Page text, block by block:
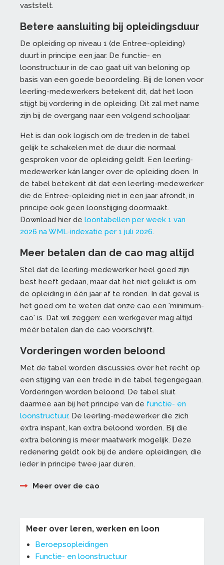
vaststelt.
Betere aansluiting bij opleidingsduur
De opleiding op niveau 1 (de Entree-opleiding)
duurt in principe een jaar. De functie- en
loonstructuur in de cao gaat uit van beloning op
basis van een goede beoordeling. Bij de lonen voor
leerling-medewerkers betekent dit, dat het loon
stijgt bij vordering in de opleiding. Dit zal met name
zijn bij de overgang naar een volgend schooljaar.
Het is dan ook logisch om de treden in de tabel
gelijk te schakelen met de duur die normaal
gesproken voor de opleiding geldt. Een leerling-
medewerker kán langer over de opleiding doen. In
de tabel betekent dit dat een leerling-medewerker
die de Entree-opleiding niet in een jaar afrondt, in
principe ook geen loonstijging doormaakt.
Download hier de loontabellen per week 1 van
2026 na WML-indexatie per 1 juli 2026.
Meer betalen dan de cao mag altijd
Stel dat de leerling-medewerker heel goed zijn
best heeft gedaan, maar dat het niet gelukt is om
de opleiding in één jaar af te ronden. In dat geval is
het goed om te weten dat onze cao een 'minimum-
cao' is. Dat wil zeggen: een werkgever mag altijd
méér betalen dan de cao voorschrijft.
Vorderingen worden beloond
Met de tabel worden discussies over het recht op
een stijging van een trede in de tabel tegengegaan.
Vorderingen worden beloond. De tabel sluit
daarmee aan bij het principe van de functie- en
loonstructuur. De leerling-medewerker die zich
extra inspant, kan extra beloond worden. Bij die
extra beloning is meer maatwerk mogelijk. Deze
redenering geldt ook bij de andere opleidingen, die
ieder in principe twee jaar duren.
Meer over de cao
Meer over leren, werken en loon
Beroepsopleidingen
Functie- en loonstructuur